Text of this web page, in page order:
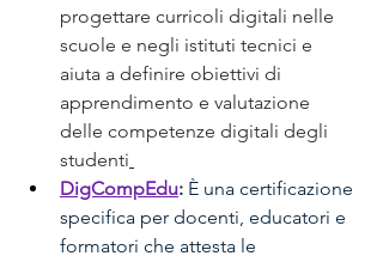
progettare curricoli digitali nelle
scuole e negli istituti tecnici e
aiuta a definire obiettivi di
apprendimento e valutazione
delle competenze digitali degli
studenti
DigCompEdu: È una certificazione
specifica per docenti, educatori e
formatori che attesta le